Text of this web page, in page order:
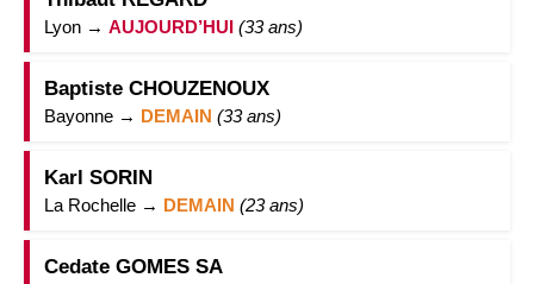
Lyon → AUJOURD’HUI (33 ans)
Baptiste CHOUZENOUX
Bayonne → DEMAIN (33 ans)
Karl SORIN
La Rochelle → DEMAIN (23 ans)
Cedate GOMES SA